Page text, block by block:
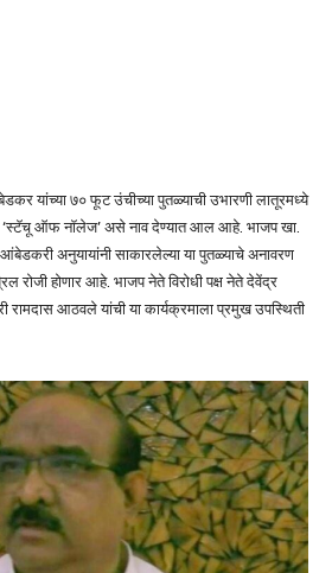
यांच्या ७० फूट उंचीच्या पुतळ्याची उभारणी लातूरमध्ये
‘स्टॅचू ऑफ नॉलेज’ असे नाव देण्यात आल आहे. भाजप खा.
अनुयायांनी साकारलेल्या या पुतळ्याचे अनावरण
रोजी होणार आहे. भाजप नेते विरोधी पक्ष नेते देवेंद्र
आठवले यांची या कार्यक्रमाला प्रमुख उपस्थिती